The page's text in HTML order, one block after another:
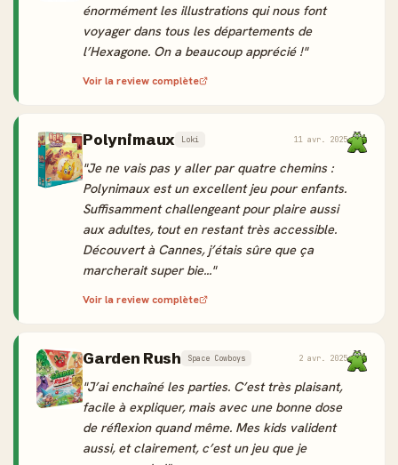
énormément les illustrations qui nous font
voyager dans tous les départements de
l’Hexagone. On a beaucoup apprécié !"
Voir la review complète
Polynimaux Loki 11 avr. 2025
"Je ne vais pas y aller par quatre chemins :
Polynimaux est un excellent jeu pour enfants.
Suffisamment challengeant pour plaire aussi
aux adultes, tout en restant très accessible.
Découvert à Cannes, j’étais sûre que ça
marcherait super bie..."
Voir la review complète
Garden Rush Space Cowboys 2 avr. 2025
"J’ai enchaîné les parties. C’est très plaisant,
facile à expliquer, mais avec une bonne dose
de réflexion quand même. Mes kids valident
aussi, et clairement, c’est un jeu que je